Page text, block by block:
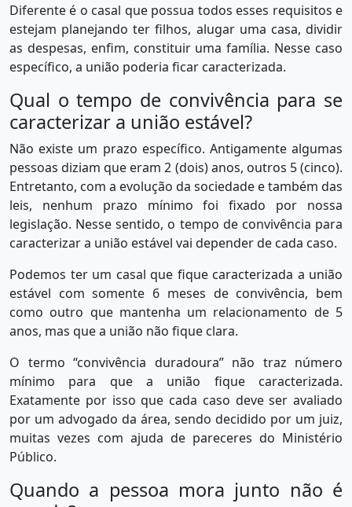
Diferente é o casal que possua todos esses requisitos e
estejam planejando ter filhos, alugar uma casa, dividir
as despesas, enfim, constituir uma família. Nesse caso
específico, a união poderia ficar caracterizada.
Qual o tempo de convivência para se
caracterizar a união estável?
Não existe um prazo específico. Antigamente algumas
pessoas diziam que eram 2 (dois) anos, outros 5 (cinco).
Entretanto, com a evolução da sociedade e também das
leis, nenhum prazo mínimo foi fixado por nossa
legislação. Nesse sentido, o tempo de convivência para
caracterizar a união estável vai depender de cada caso.
Podemos ter um casal que fique caracterizada a união
estável com somente 6 meses de convivência, bem
como outro que mantenha um relacionamento de 5
anos, mas que a união não fique clara.
O termo “convivência duradoura” não traz número
mínimo para que a união fique caracterizada.
Exatamente por isso que cada caso deve ser avaliado
por um advogado da área, sendo decidido por um juiz,
muitas vezes com ajuda de pareceres do Ministério
Público.
Quando a pessoa mora junto não é